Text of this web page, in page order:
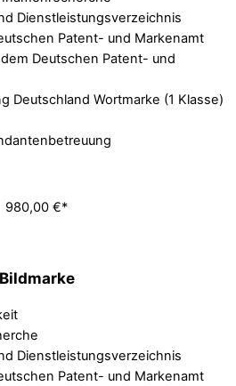
Dienstleistungsverzeichnis
Patent- und Markenamt
Deutschen Patent- und
Deutschland Wortmarke (1 Klasse)
980,00 €*
Bildmarke
Dienstleistungsverzeichnis
Patent- und Markenamt